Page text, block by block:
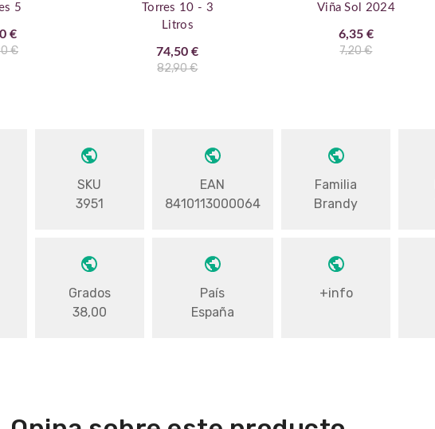
5
€
€
Torres 10 - 3
Litros
74,50 €
82,90 €
Viña Sol 2024
6,35 €
7,20 €
SKU
3951
EAN
8410113000064
Familia
Brandy
Grados
38,00
País
España
+info